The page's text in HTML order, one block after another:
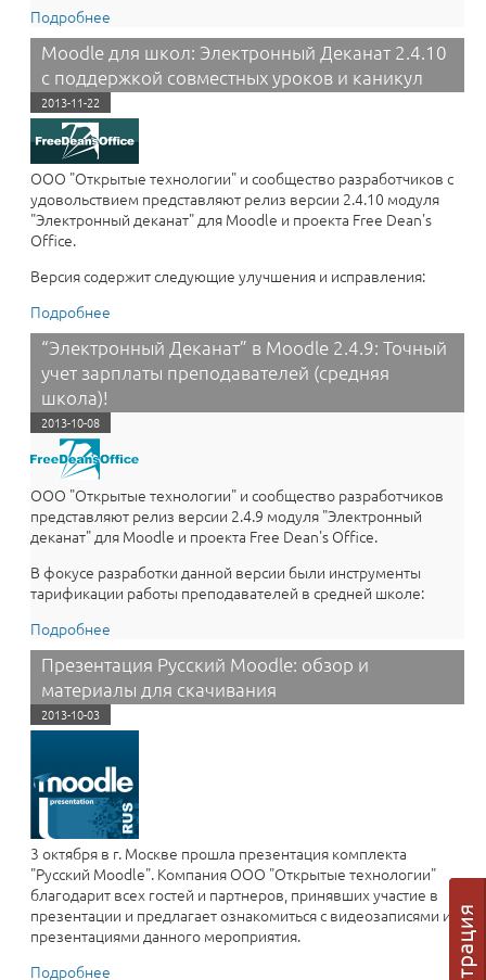
Подробнее
работать, больше возможностей! Обновление!
Moodle для школ: Электронный Деканат 2.4.10
с поддержкой совместных уроков и каникул
2013-11-22
ООО "Открытые технологии" и сообщество разработчиков с
удовольствием представляют релиз версии 2.4.10 модуля
"Электронный деканат" для Moodle и проекта Free Dean's
Office.
Версия содержит следующие улучшения и исправления:
Подробнее
поддержкой совместных уроков и каникул
“Электронный Деканат” в Moodle 2.4.9: Точный
учет зарплаты преподавателей (средняя
школа)!
2013-10-08
ООО "Открытые технологии" и сообщество разработчиков
представляют релиз версии 2.4.9 модуля "Электронный
деканат" для Moodle и проекта Free Dean's Office.
В фокусе разработки данной версии были инструменты
тарификации работы преподавателей в средней школе:
Подробнее
зарплаты преподавателей (средняя школа)!
Презентация Русский Moodle: обзор и
материалы для скачивания
2013-10-03
3 октября в г. Москве прошла презентация комплекта
"Русский Moodle". Компания ООО "Открытые технологии"
благодарит всех гостей и партнеров, принявших участие в
презентации и предлагает ознакомиться с видеозаписями и
презентациями данного мероприятия.
Подробнее о Презентация Русский Moodle: обзор и материалы